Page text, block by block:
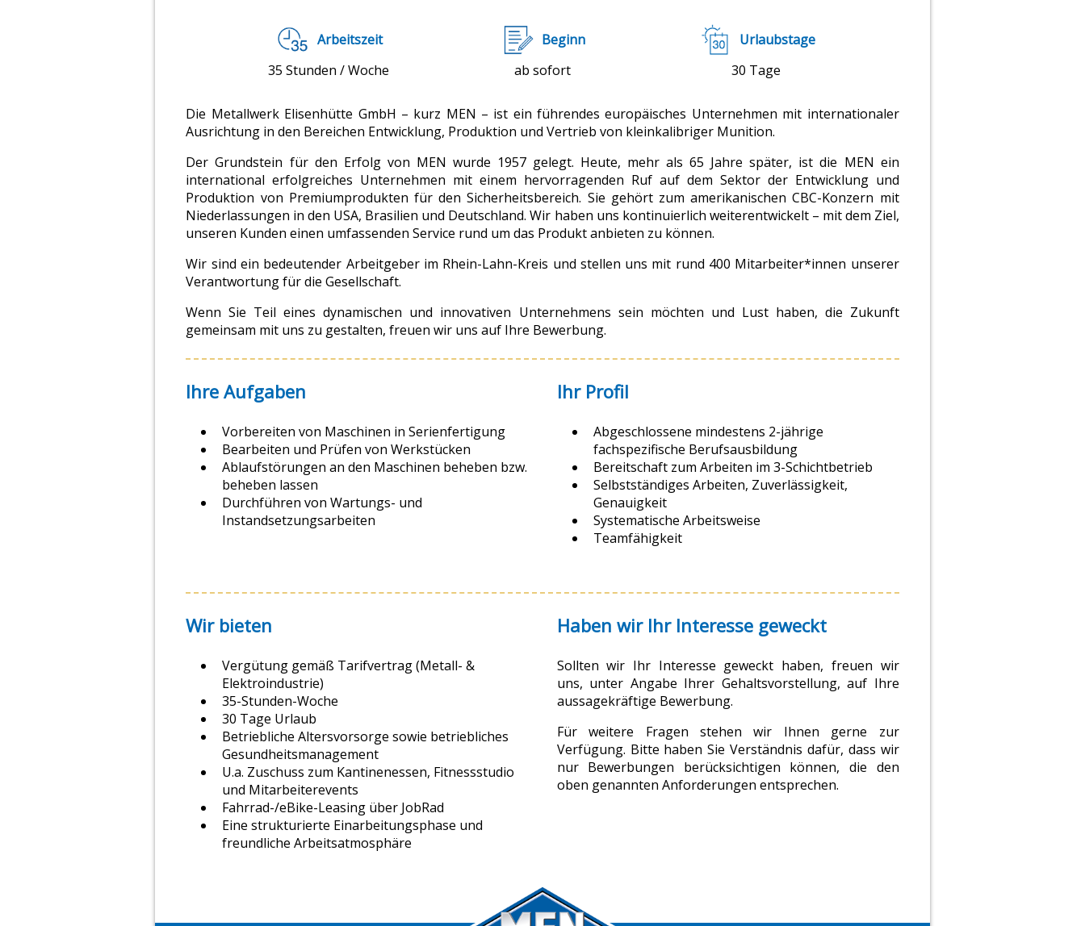
Arbeitszeit
35 Stunden / Woche
Beginn
ab sofort
Urlaubstage
30 Tage
Die Metallwerk Elisenhütte GmbH – kurz MEN – ist ein führendes europäisches Unternehmen mit internationaler
Ausrichtung in den Bereichen Entwicklung, Produktion und Vertrieb von kleinkalibriger Munition.
Der Grundstein für den Erfolg von MEN wurde 1957 gelegt. Heute, mehr als 65 Jahre später, ist die MEN ein
international erfolgreiches Unternehmen mit einem hervorragenden Ruf auf dem Sektor der Entwicklung und
Produktion von Premiumprodukten für den Sicherheitsbereich. Sie gehört zum amerikanischen CBC-Konzern mit
Niederlassungen in den USA, Brasilien und Deutschland. Wir haben uns kontinuierlich weiterentwickelt – mit dem Ziel,
unseren Kunden einen umfassenden Service rund um das Produkt anbieten zu können.
Wir sind ein bedeutender Arbeitgeber im Rhein-Lahn-Kreis und stellen uns mit rund 400 Mitarbeiter*innen unserer
Verantwortung für die Gesellschaft.
Wenn Sie Teil eines dynamischen und innovativen Unternehmens sein möchten und Lust haben, die Zukunft
gemeinsam mit uns zu gestalten, freuen wir uns auf Ihre Bewerbung.
Ihre Aufgaben
Vorbereiten von Maschinen in Serienfertigung
Bearbeiten und Prüfen von Werkstücken
Ablaufstörungen an den Maschinen beheben bzw.
beheben lassen
Durchführen von Wartungs- und
Instandsetzungsarbeiten
Ihr Profil
Abgeschlossene mindestens 2-jährige
fachspezifische Berufsausbildung
Bereitschaft zum Arbeiten im 3-Schichtbetrieb
Selbstständiges Arbeiten, Zuverlässigkeit,
Genauigkeit
Systematische Arbeitsweise
Teamfähigkeit
Wir bieten
Vergütung gemäß Tarifvertrag (Metall- &
Elektroindustrie)
35-Stunden-Woche
30 Tage Urlaub
Betriebliche Altersvorsorge sowie betriebliches
Gesundheitsmanagement
U.a. Zuschuss zum Kantinenessen, Fitnessstudio
und Mitarbeiterevents
Fahrrad-/eBike-Leasing über JobRad
Eine strukturierte Einarbeitungsphase und
freundliche Arbeitsatmosphäre
Haben wir Ihr Interesse geweckt
Sollten wir Ihr Interesse geweckt haben, freuen wir
uns, unter Angabe Ihrer Gehaltsvorstellung, auf Ihre
aussagekräftige Bewerbung.
Für weitere Fragen stehen wir Ihnen gerne zur
Verfügung. Bitte haben Sie Verständnis dafür, dass wir
nur Bewerbungen berücksichtigen können, die den
oben genannten Anforderungen entsprechen.